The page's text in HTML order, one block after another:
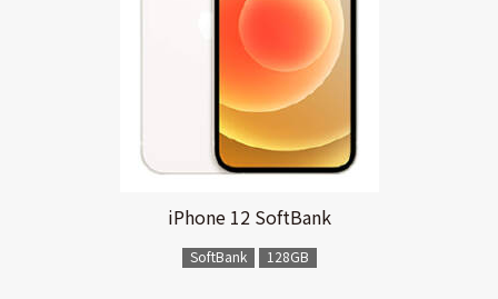
iPhone 12 SoftBank
SoftBank 128GB